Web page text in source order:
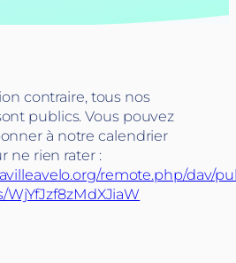
contraire, tous nos
publics. Vous pouvez
à notre calendrier
ne rien rater :
remote.php/dav/
WjYfJzf8zMdXJiaW